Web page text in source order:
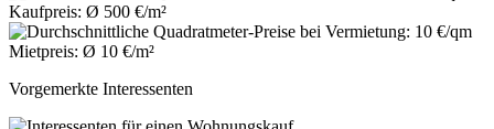
Kaufpreis: Ø 500 €/m²
Mietpreis: Ø 10 €/m²
Vorgemerkte Interessenten